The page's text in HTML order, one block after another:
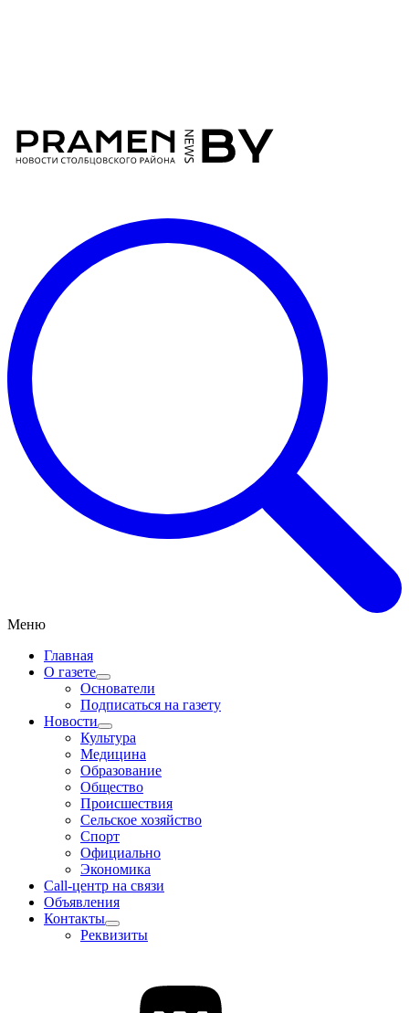
Меню
Главная
О газете
Основатели
Подписаться на газету
Новости
Культура
Медицина
Образование
Общество
Происшествия
Сельское хозяйство
Спорт
Официально
Экономика
Call-центр на связи
Объявления
Контакты
Реквизиты